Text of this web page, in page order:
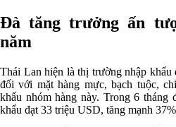
Đà tăng trưởng ấn
năm
Thái Lan hiện là thị trường nhập
đối với mặt hàng mực, bạch tuộc,
khẩu nhóm hàng này. Trong 6 tháng
khẩu đạt 33 triệu USD, tăng mạnh